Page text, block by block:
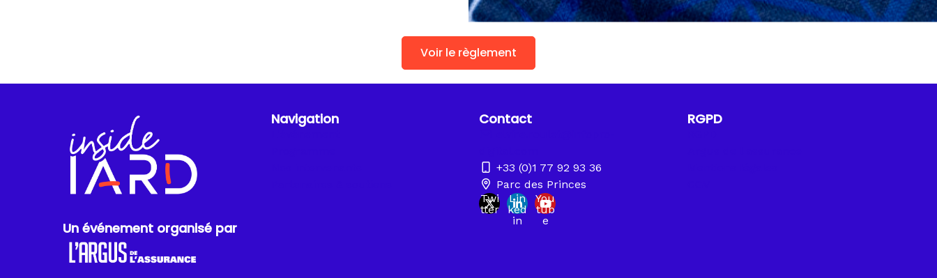
Voir le règlement
Navigation Contact
+33 (0)1 77 92 93 36
Parc des Princes
Twi
tter
Lin
ked
in
You
tub
e
RGPD
Un événement organisé par